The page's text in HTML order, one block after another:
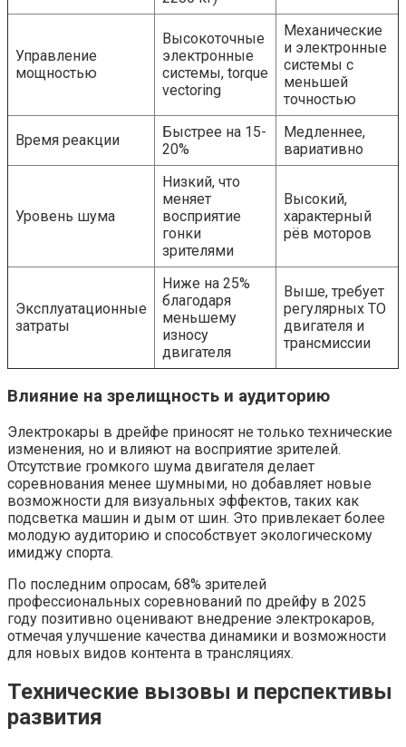
Управление
мощностью
Высокоточные
электронные
системы, torque
vectoring
Механические
и электронные
системы с
меньшей
точностью
Время реакции
Быстрее на 15-
20%
Медленнее,
вариативно
Уровень шума
Низкий, что
меняет
восприятие
гонки
зрителями
Высокий,
характерный
рёв моторов
Эксплуатационные
затраты
Ниже на 25%
благодаря
меньшему
износу
двигателя
Выше, требует
регулярных ТО
двигателя и
трансмиссии
Влияние на зрелищность и аудиторию
Электрокары в дрейфе приносят не только технические
изменения, но и влияют на восприятие зрителей.
Отсутствие громкого шума двигателя делает
соревнования менее шумными, но добавляет новые
возможности для визуальных эффектов, таких как
подсветка машин и дым от шин. Это привлекает более
молодую аудиторию и способствует экологическому
имиджу спорта.
По последним опросам, 68% зрителей
профессиональных соревнований по дрейфу в 2025
году позитивно оценивают внедрение электрокаров,
отмечая улучшение качества динамики и возможности
для новых видов контента в трансляциях.
Технические вызовы и перспективы
развития